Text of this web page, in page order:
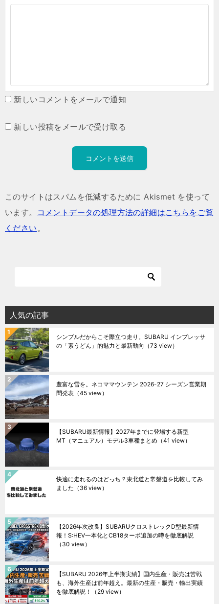
新しいコメントをメールで通知
新しい投稿をメールで受け取る
このサイトはスパムを低減するために Akismet を使って
います。
コメントデータの処理方法の詳細はこちらをご覧
ください。
人気の記事
シンプルだからこそ際立つ走り。SUBARU インプレッサ
の「素うどん」的魅力と最新動向 （73 view）
豊富な雪を。ネコママウンテン 2026-27 シーズン営業期
間発表 （45 view）
【SUBARU最新情報】2027年までに登場する新型
MT（マニュアル）モデル3車種まとめ （41 view）
快適に走れるのはどっち？東北道と常磐道を比較してみ
ました （36 view）
【2026年次改良】SUBARUクロストレックD型最新情
報！S:HEV一本化とCB18ターボ追加の噂を徹底解説
（30 view）
【SUBARU 2026年上半期実績】国内生産・販売は苦戦
も、海外生産は前年超え。最新の生産・販売・輸出実績
を徹底解説！
（29 view）